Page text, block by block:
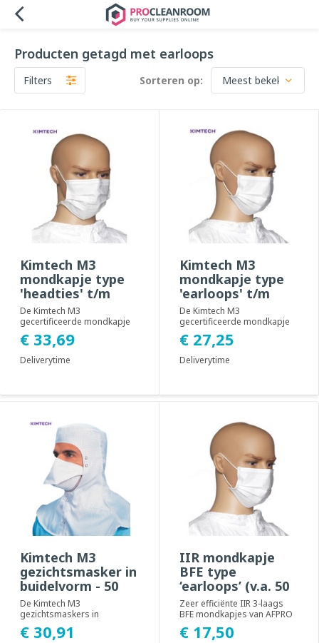
Producten getagd met earloops
Filters Sorteren op:
Kimtech M3
mondkapje type
'headties' t/m
ISO-3
De Kimtech M3
gecertificeerde mondkapje
met headties (zachte
bandjes) zijn geschikt t/m I...
€ 33,69
Deliverytime
Kimtech M3
mondkapje type
'earloops' t/m
ISO-3
De Kimtech M3
gecertificeerde mondkapje
met ealoops zijn geschikt
t/m ISO klasse t/m 3 en...
€ 27,25
Deliverytime
Kimtech M3
gezichtsmasker in
buidelvorm - 50
stuks
De Kimtech M3
gezichtsmaskers in
buidelvorm met hoofdband
zijn geschikt t/m ISO klasse
€ 30,91
IIR mondkapje
BFE type
‘earloops’ (v.a. 50
stuks)
Zeer efficiënte IIR 3-laags
BFE mondkapjes van AFPRO
Filters, opgebouwd uit drie
bescherm...
€ 17,50